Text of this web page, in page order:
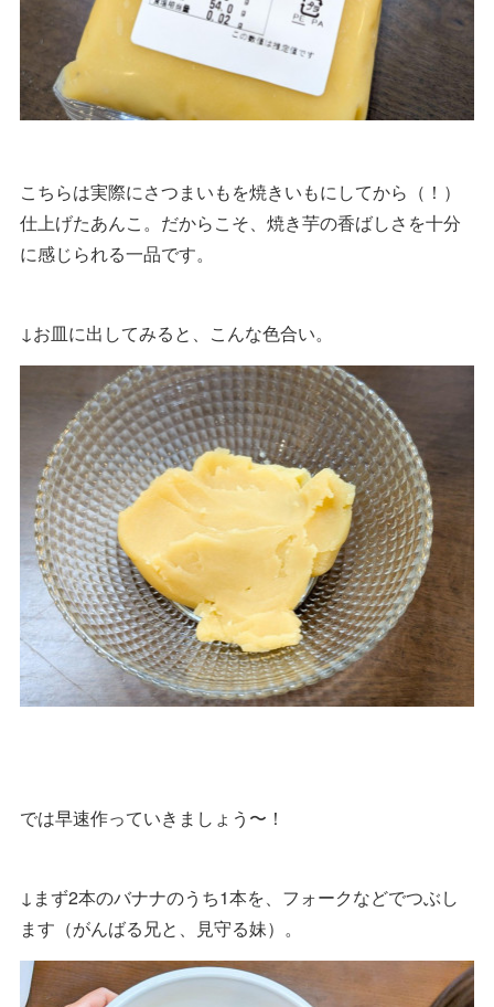
こちらは実際にさつまいもを焼きいもにしてから（！）
仕上げたあんこ。だからこそ、焼き芋の香ばしさを十分
に感じられる一品です。
↓お皿に出してみると、こんな色合い。
では早速作っていきましょう〜！
↓まず2本のバナナのうち1本を、フォークなどでつぶし
ます（がんばる兄と、見守る妹）。